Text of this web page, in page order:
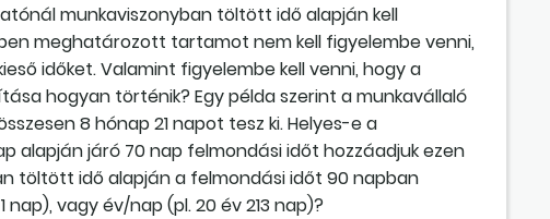
munkaviszonyban töltött idő alapján kell
meghatározott tartamot nem kell figyelembe venni,
időket. Valamint figyelembe kell venni, hogy a
hogyan történik? Egy példa szerint a munkavállaló
8 hónap 21 napot tesz ki. Helyes-e a
alapján járó 70 nap felmondási időt hozzáadjuk ezen
töltött idő alapján a felmondási időt 90 napban
vagy év/nap (pl. 20 év 213 nap)?